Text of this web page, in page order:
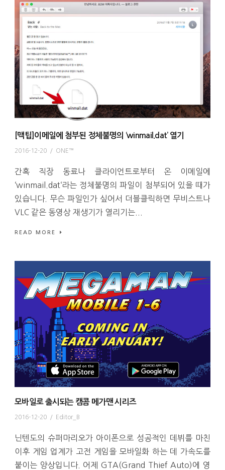
[맥팁]이메일에 첨부된 정체불명의 ‘winmail.dat’ 열기
2016-12-20 / ONE™
간혹 직장 동료나 클라이언트로부터 온 이메일에
‘winmail.dat‘라는 정체불명의 파일이 첨부되어 있을 때가
있습니다. 무슨 파일인가 싶어서 더블클릭하면 무비스트나
VLC 같은 동영상 재생기가 열리기는...
READ MORE
모바일로 출시되는 캠콤 메가맨 시리즈
2016-12-20 / Editor_B
닌텐도의 슈퍼마리오가 아이폰으로 성공적인 데뷔를 마친
이후 게임 업계가 고전 게임을 모바일화 하는 데 가속도를
붙이는 양상입니다. 어제 GTA(Grand Thief Auto)에 영